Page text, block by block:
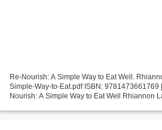
Re-Nourish: A Simple Way to Eat Well.
Simple-Way-to-Eat.pdf ISBN: 9781473661769
Nourish: A Simple Way to Eat Well Rhiannon